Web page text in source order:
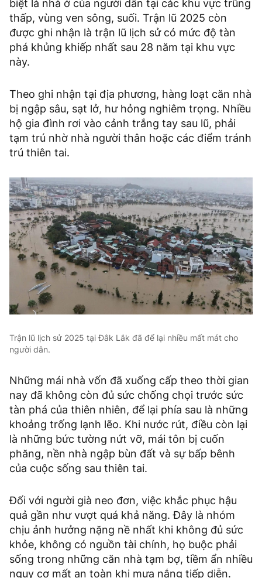
biệt là nhà ở của người dân tại các khu vực trũng
thấp, vùng ven sông, suối. Trận lũ 2025 còn
được ghi nhận là trận lũ lịch sử có mức độ tàn
phá khủng khiếp nhất sau 28 năm tại khu vực
này.
Theo ghi nhận tại địa phương, hàng loạt căn nhà
bị ngập sâu, sạt lở, hư hỏng nghiêm trọng. Nhiều
hộ gia đình rơi vào cảnh trắng tay sau lũ, phải
tạm trú nhờ nhà người thân hoặc các điểm tránh
trú thiên tai.
Trận lũ lịch sử 2025 tại Đắk Lắk đã để lại nhiều mất mát cho
người dân.
Những mái nhà vốn đã xuống cấp theo thời gian
nay đã không còn đủ sức chống chọi trước sức
tàn phá của thiên nhiên, để lại phía sau là những
khoảng trống lạnh lẽo. Khi nước rút, điều còn lại
là những bức tường nứt vỡ, mái tôn bị cuốn
phăng, nền nhà ngập bùn đất và sự bấp bênh
của cuộc sống sau thiên tai.
Đối với người già neo đơn, việc khắc phục hậu
quả gần như vượt quá khả năng. Đây là nhóm
chịu ảnh hưởng nặng nề nhất khi không đủ sức
khỏe, không có nguồn tài chính, họ buộc phải
sống trong những căn nhà tạm bợ, tiềm ẩn nhiều
nguy cơ mất an toàn khi mưa nắng tiếp diễn.